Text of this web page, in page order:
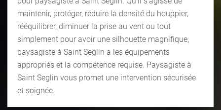
maintenir, protéger, réduire la densité du houppier,
rééquilibrer, diminuer la prise au vent ou tout
simplement pour avoir une silhouette magnifique,
paysagiste à Saint Seglin a les équipements
appropriés et la compétence requise. Paysagiste à
Saint Seglin vous promet une intervention sécurisée
et soignée.